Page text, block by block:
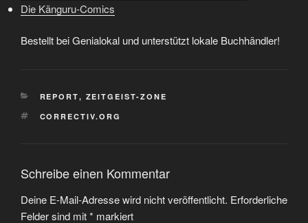
Die Känguru-Comics
Bestellt bei Genialokal und unterstützt lokale Buchhändler!
KATEGORIEN
REPORT, ZEITGEIST-ZONE
SCHLAGWÖRTER
CORRECTIV.ORG
Schreibe einen Kommentar
Deine E-Mail-Adresse wird nicht veröffentlicht. Erforderliche
Felder sind mit* markiert